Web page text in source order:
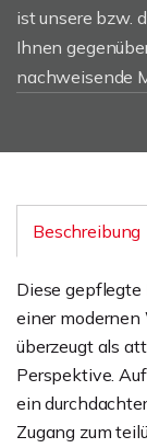
ist unsere bzw.
Ihnen
nachweisende
Beschreibung
Diese gepflegte
einer modernen
überzeugt als
Perspektive.
ein
Zugang zum